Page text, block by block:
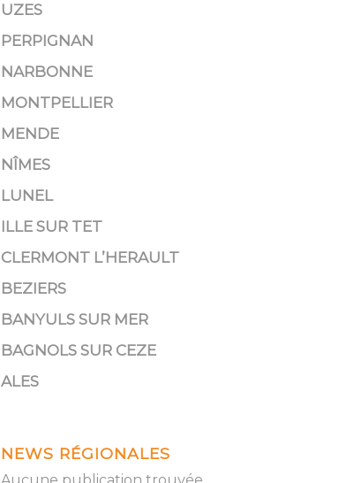
UZES
PERPIGNAN
NARBONNE
MONTPELLIER
MENDE
NÎMES
LUNEL
ILLE SUR TET
CLERMONT L’HERAULT
BEZIERS
BANYULS SUR MER
BAGNOLS SUR CEZE
ALES
NEWS RÉGIONALES